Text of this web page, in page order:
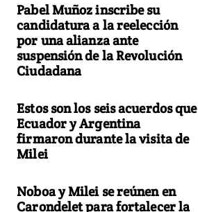
Pabel Muñoz inscribe su
candidatura a la reelección
por una alianza ante
suspensión de la Revolución
Ciudadana
Estos son los seis acuerdos que
Ecuador y Argentina
firmaron durante la visita de
Milei
Noboa y Milei se reúnen en
Carondelet para fortalecer la